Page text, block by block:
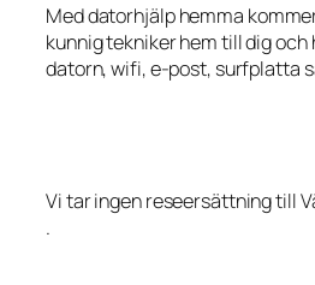
Med datorhjälp hemma
kunnig tekniker hem till dig och
datorn, wifi, e-post, surfplatta
Vi tar ingen reseersättning till
.